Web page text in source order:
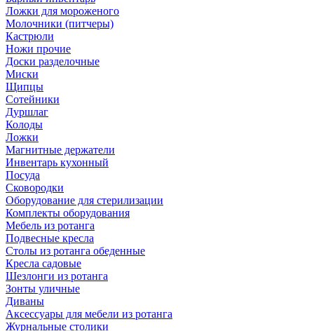
Ложки для мороженого
Молочники (питчеры)
Кастрюли
Ножи прочие
Доски разделочные
Миски
Щипцы
Сотейники
Дуршлаг
Колоды
Ложки
Магнитные держатели
Инвентарь кухонный
Посуда
Сковородки
Оборудование для стерилизации
Комплекты оборудования
Мебель из ротанга
Подвесные кресла
Столы из ротанга обеденные
Кресла садовые
Шезлонги из ротанга
Зонты уличные
Диваны
Аксессуары для мебели из ротанга
Журнальные столики